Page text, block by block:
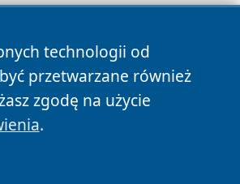
technologii od
przetwarzane również
zgodę na użycie
.